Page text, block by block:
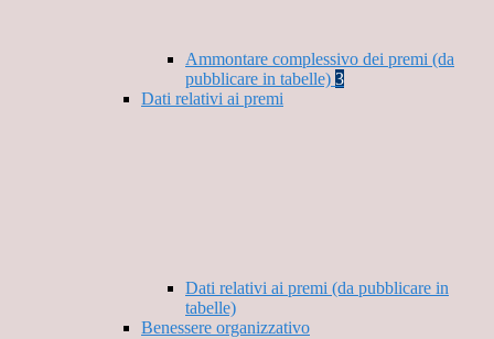
Ammontare complessivo dei premi (da
pubblicare in tabelle) 3
Dati relativi ai premi
Dati relativi ai premi (da pubblicare in
tabelle)
Benessere organizzativo